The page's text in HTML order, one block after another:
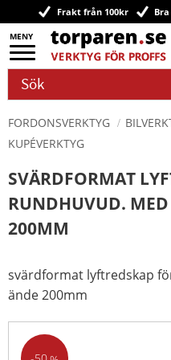
Meny
Frakt från 100kr
FORDONSVERKTYG
KUPÉVERKTYG
SVÄRDFORMAT
RUNDHUVUD.
200MM
svärdformat lyftredskap
ände 200mm